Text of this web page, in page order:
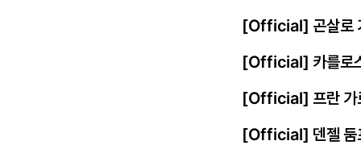
[Official] 곤살로
[Official] 카를로
[Official] 프란 가
[Official] 덴젤 둠